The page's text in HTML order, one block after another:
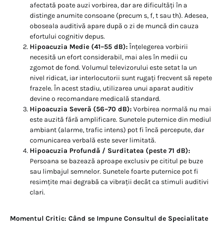
afectată poate auzi vorbirea, dar are dificultăți în a
distinge anumite consoane (precum s, f, t sau th). Adesea,
oboseala auditivă apare după o zi de muncă din cauza
efortului cognitiv depus.
Hipoacuzia Medie (41–55 dB): Înțelegerea vorbirii
necesită un efort considerabil, mai ales în medii cu
zgomot de fond. Volumul televizorului este setat la un
nivel ridicat, iar interlocutorii sunt rugați frecvent să repete
frazele. În acest stadiu, utilizarea unui aparat auditiv
devine o recomandare medicală standard.
Hipoacuzia Severă (56–70 dB): Vorbirea normală nu mai
este auzită fără amplificare. Sunetele puternice din mediul
ambiant (alarme, trafic intens) pot fi încă percepute, dar
comunicarea verbală este sever limitată.
Hipoacuzia Profundă / Surditatea (peste 71 dB):
Persoana se bazează aproape exclusiv pe cititul pe buze
sau limbajul semnelor. Sunetele foarte puternice pot fi
resimțite mai degrabă ca vibrații decât ca stimuli auditivi
clari.
Momentul Critic: Când se Impune Consultul de Specialitate